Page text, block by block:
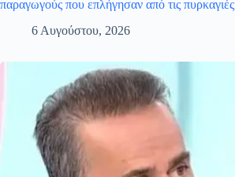
παραγωγούς που επλήγησαν από τις πυρκαγιές
6 Αυγούστου, 2026